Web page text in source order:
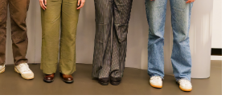
(WAS Luzern)
(WAS Luzern)
Landesbibliothek